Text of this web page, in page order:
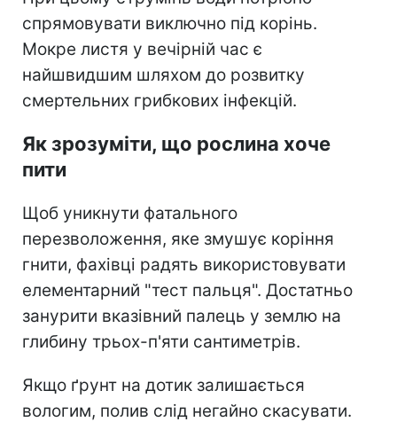
спрямовувати виключно під корінь.
Мокре листя у вечірній час є
найшвидшим шляхом до розвитку
смертельних грибкових інфекцій.
Як зрозуміти, що рослина хоче
пити
Щоб уникнути фатального
перезволоження, яке змушує коріння
гнити, фахівці радять використовувати
елементарний "тест пальця". Достатньо
занурити вказівний палець у землю на
глибину трьох-п'яти сантиметрів.
Якщо ґрунт на дотик залишається
вологим, полив слід негайно скасувати.